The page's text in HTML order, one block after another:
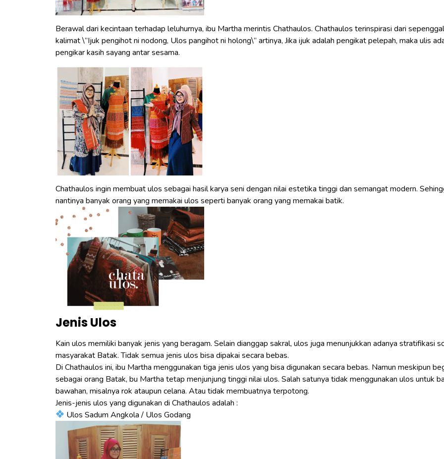
Berawal dari kecintaan terhadap leluhurnya, ibu Martha merintis Chathaulos. Chathaulos terinspirasi dari sepenggal
kalimat \”Ijuk pengihot ni nodong, Ulos pangihot ni holong\” artinya, Jika ijuk adalah pengikat pelepah, maka ulis
pengikar kasih sayang antar sesama.
Chathaulos ingin membuat ulos sebagai hasil karya seni dengan nilai estetika tinggi dan semangat modern.
nantinya banyak orang yang memakai ulos seperti banyak orang yang memakai batik.
Jenis Ulos
Kain ulos memiliki banyak jenis yang beragam. Selain dianggap sakral, ulos juga menunjukkan adanya stratifikasi
masyarakat Batak. Tidak semua jenis ulos bisa dipakai secara bebas.
Di Chathaulos ini, ibu Martha menggunakan tiga jenis ulos yang bisa digunakan secara bebas. Namun meskipun
sebagai orang Batak, bu Martha tetap menjunjung tinggi nilai ulos. Salah satunya tidak menggunakan ulos untuk
bawahan, misalnya rok ataupun celana. Atau tidak membuatnya terpotong.
Jenis-jenis ulos yang digunakan di Chathaulos adalah :
Ulos Sadum Angkola / Ulos Godang